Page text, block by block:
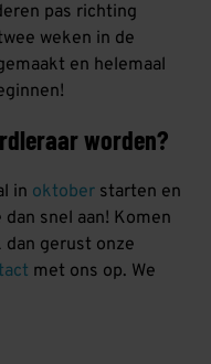
pas richting
weken in de
en helemaal
worden?
in oktober starten en
snel aan! Komen
gerust onze
met ons op. We